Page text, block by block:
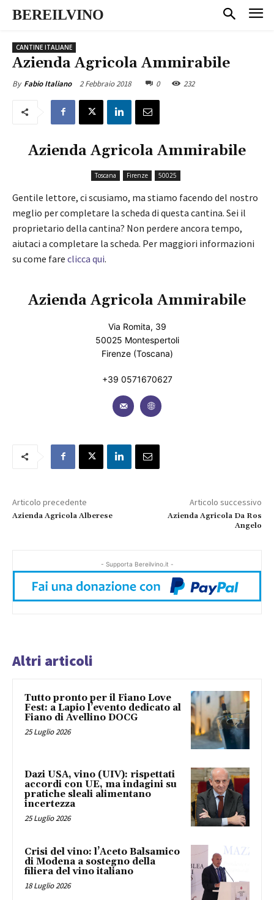
BEREILVINO
CANTINE ITALIANE
Azienda Agricola Ammirabile
By Fabio Italiano 2 Febbraio 2018 0 232
Azienda Agricola Ammirabile
Toscana Firenze 50025
Gentile lettore, ci scusiamo, ma stiamo facendo del nostro
meglio per completare la scheda di questa cantina. Sei il
proprietario della cantina? Non perdere ancora tempo,
aiutaci a completare la scheda. Per maggiori informazioni
su come fare clicca qui.
Azienda Agricola Ammirabile
Via Romita, 39
50025 Montespertoli
Firenze (Toscana)
+39 0571670627
Articolo precedente
Azienda Agricola Alberese
Articolo successivo
Azienda Agricola Da Ros
Angelo
- Supporta Bereilvino.it -
Altri articoli
Tutto pronto per il Fiano Love
Fest: a Lapio l’evento dedicato al
Fiano di Avellino DOCG
25 Luglio 2026
Dazi USA, vino (UIV): rispettati
accordi con UE, ma indagini su
pratiche sleali alimentano
incertezza
25 Luglio 2026
Crisi del vino: l’Aceto Balsamico
di Modena a sostegno della
filiera del vino italiano
18 Luglio 2026